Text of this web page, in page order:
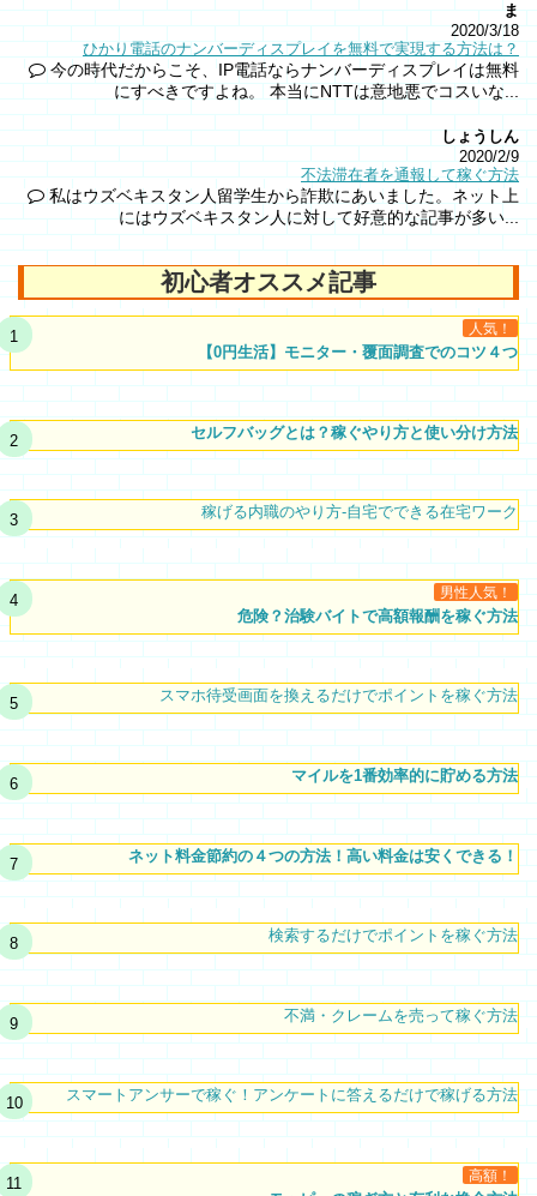
ま
2020/3/18
ひかり電話のナンバーディスプレイを無料で実現する方法は？
今の時代だからこそ、IP電話ならナンバーディスプレイは無料
にすべきですよね。 本当にNTTは意地悪でコスいな...
しょうしん
2020/2/9
不法滞在者を通報して稼ぐ方法
私はウズベキスタン人留学生から詐欺にあいました。ネット上
にはウズベキスタン人に対して好意的な記事が多い...
初心者オススメ記事
人気！
【0円生活】モニター・覆面調査でのコツ４つ
セルフバッグとは？稼ぐやり方と使い分け方法
稼げる内職のやり方-自宅でできる在宅ワーク
男性人気！
危険？治験バイトで高額報酬を稼ぐ方法
スマホ待受画面を換えるだけでポイントを稼ぐ方法
マイルを1番効率的に貯める方法
ネット料金節約の４つの方法！高い料金は安くできる！
検索するだけでポイントを稼ぐ方法
不満・クレームを売って稼ぐ方法
スマートアンサーで稼ぐ！アンケートに答えるだけで稼げる方法
高額！